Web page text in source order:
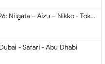
Du lịch Nhật Bản 2026: Niigata – Aizu – Nikko - Tokyo – Niigata từ Hà Nội
- Safari - Abu Dhabi